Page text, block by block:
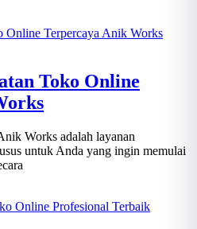
Toko Online
Works adalah layanan
untuk Anda yang ingin memulai